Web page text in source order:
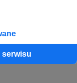
serwisu